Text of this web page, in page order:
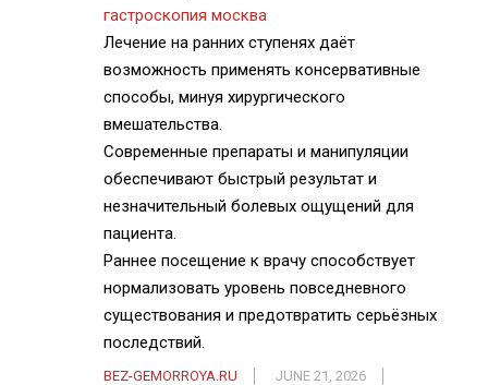
гастроскопия москва
Лечение на ранних ступенях даёт
возможность применять консервативные
способы, минуя хирургического
вмешательства.
Современные препараты и манипуляции
обеспечивают быстрый результат и
незначительный болевых ощущений для
пациента.
Раннее посещение к врачу способствует
нормализовать уровень повседневного
существования и предотвратить серьёзных
последствий.
BEZ-GEMORROYA.RU
JUNE 21, 2026